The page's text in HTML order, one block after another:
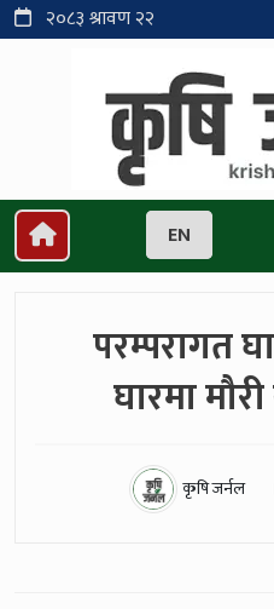
२०८३ श्रावण २२
EN
परम्परागत
घारमा
कृषि जर्नल